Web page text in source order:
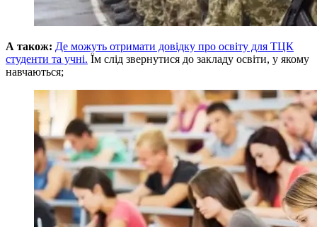
А також: Де можуть отримати довідку про освіту для ТЦК
студенти та учні. Їм слід звернутися до закладу освіти, у якому
навчаються;